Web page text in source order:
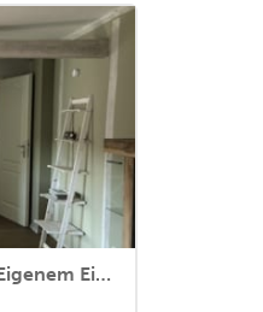
Stadtwohnung mit Balkon und Eigenem Eingang